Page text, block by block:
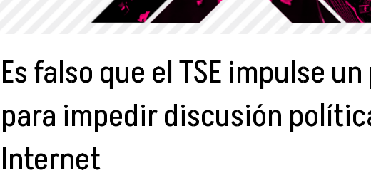
Es falso que el TSE impulse
para impedir discusión
Internet